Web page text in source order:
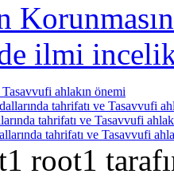
ilmi
ahlakın önemi
tahrifatı ve Tasavvufi
tahrifatı ve Tasavvufi
tahrifatı ve Tasavvufi
root1